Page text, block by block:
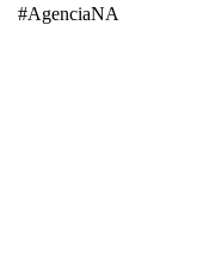
#AgenciaNA